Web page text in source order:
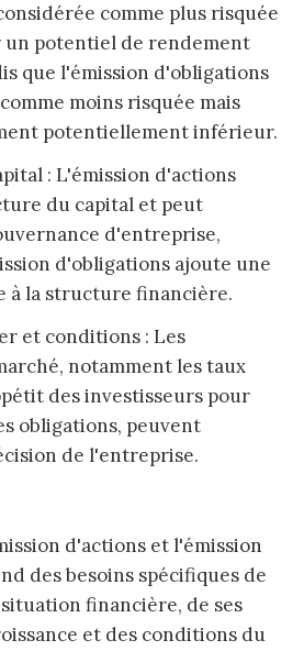
comme plus risquée
un potentiel de rendement
que l'émission d'obligations
moins risquée mais
potentiellement inférieur.
: L'émission d'actions
du capital et peut
d'entreprise,
d'obligations ajoute une
à la structure financière.
et conditions : Les
notamment les taux
des investisseurs pour
obligations, peuvent
de l'entreprise.
d'actions et l'émission
des besoins spécifiques de
financière, de ses
et des conditions du